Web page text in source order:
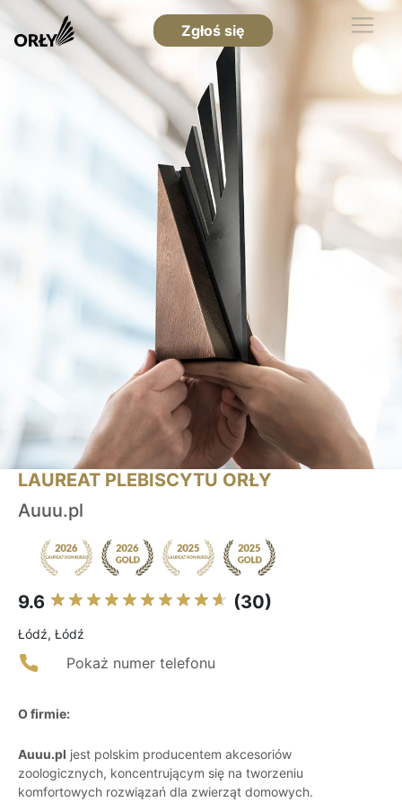
Zgłoś się
LAUREAT PLEBISCYTU ORŁY
Auuu.pl
9.6 (30)
Łódź, Łódź
Pokaż numer telefonu
O firmie:
Auuu.pl jest polskim producentem akcesoriów
zoologicznych, koncentrującym się na tworzeniu
komfortowych rozwiązań dla zwierząt domowych.